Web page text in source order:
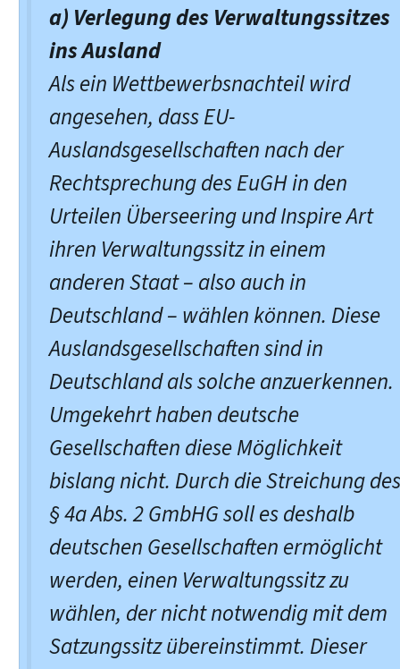
a) Verlegung des Verwaltungssitzes
ins Ausland
Als ein Wettbewerbsnachteil wird
angesehen, dass EU-
Auslandsgesellschaften nach der
Rechtsprechung des EuGH in den
Urteilen Überseering und Inspire Art
ihren Verwaltungssitz in einem
anderen Staat – also auch in
Deutschland – wählen können. Diese
Auslandsgesellschaften sind in
Deutschland als solche anzuerkennen.
Umgekehrt haben deutsche
Gesellschaften diese Möglichkeit
bislang nicht. Durch die Streichung des
§ 4a Abs. 2 GmbHG soll es deshalb
deutschen Gesellschaften ermöglicht
werden, einen Verwaltungssitz zu
wählen, der nicht notwendig mit dem
Satzungssitz übereinstimmt. Dieser